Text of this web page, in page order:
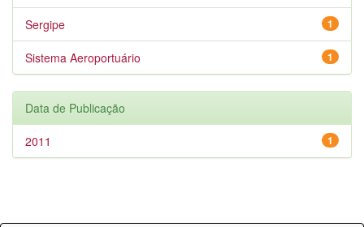
1
Sergipe
1
Sistema Aeroportuário
Data de Publicação
1
2011